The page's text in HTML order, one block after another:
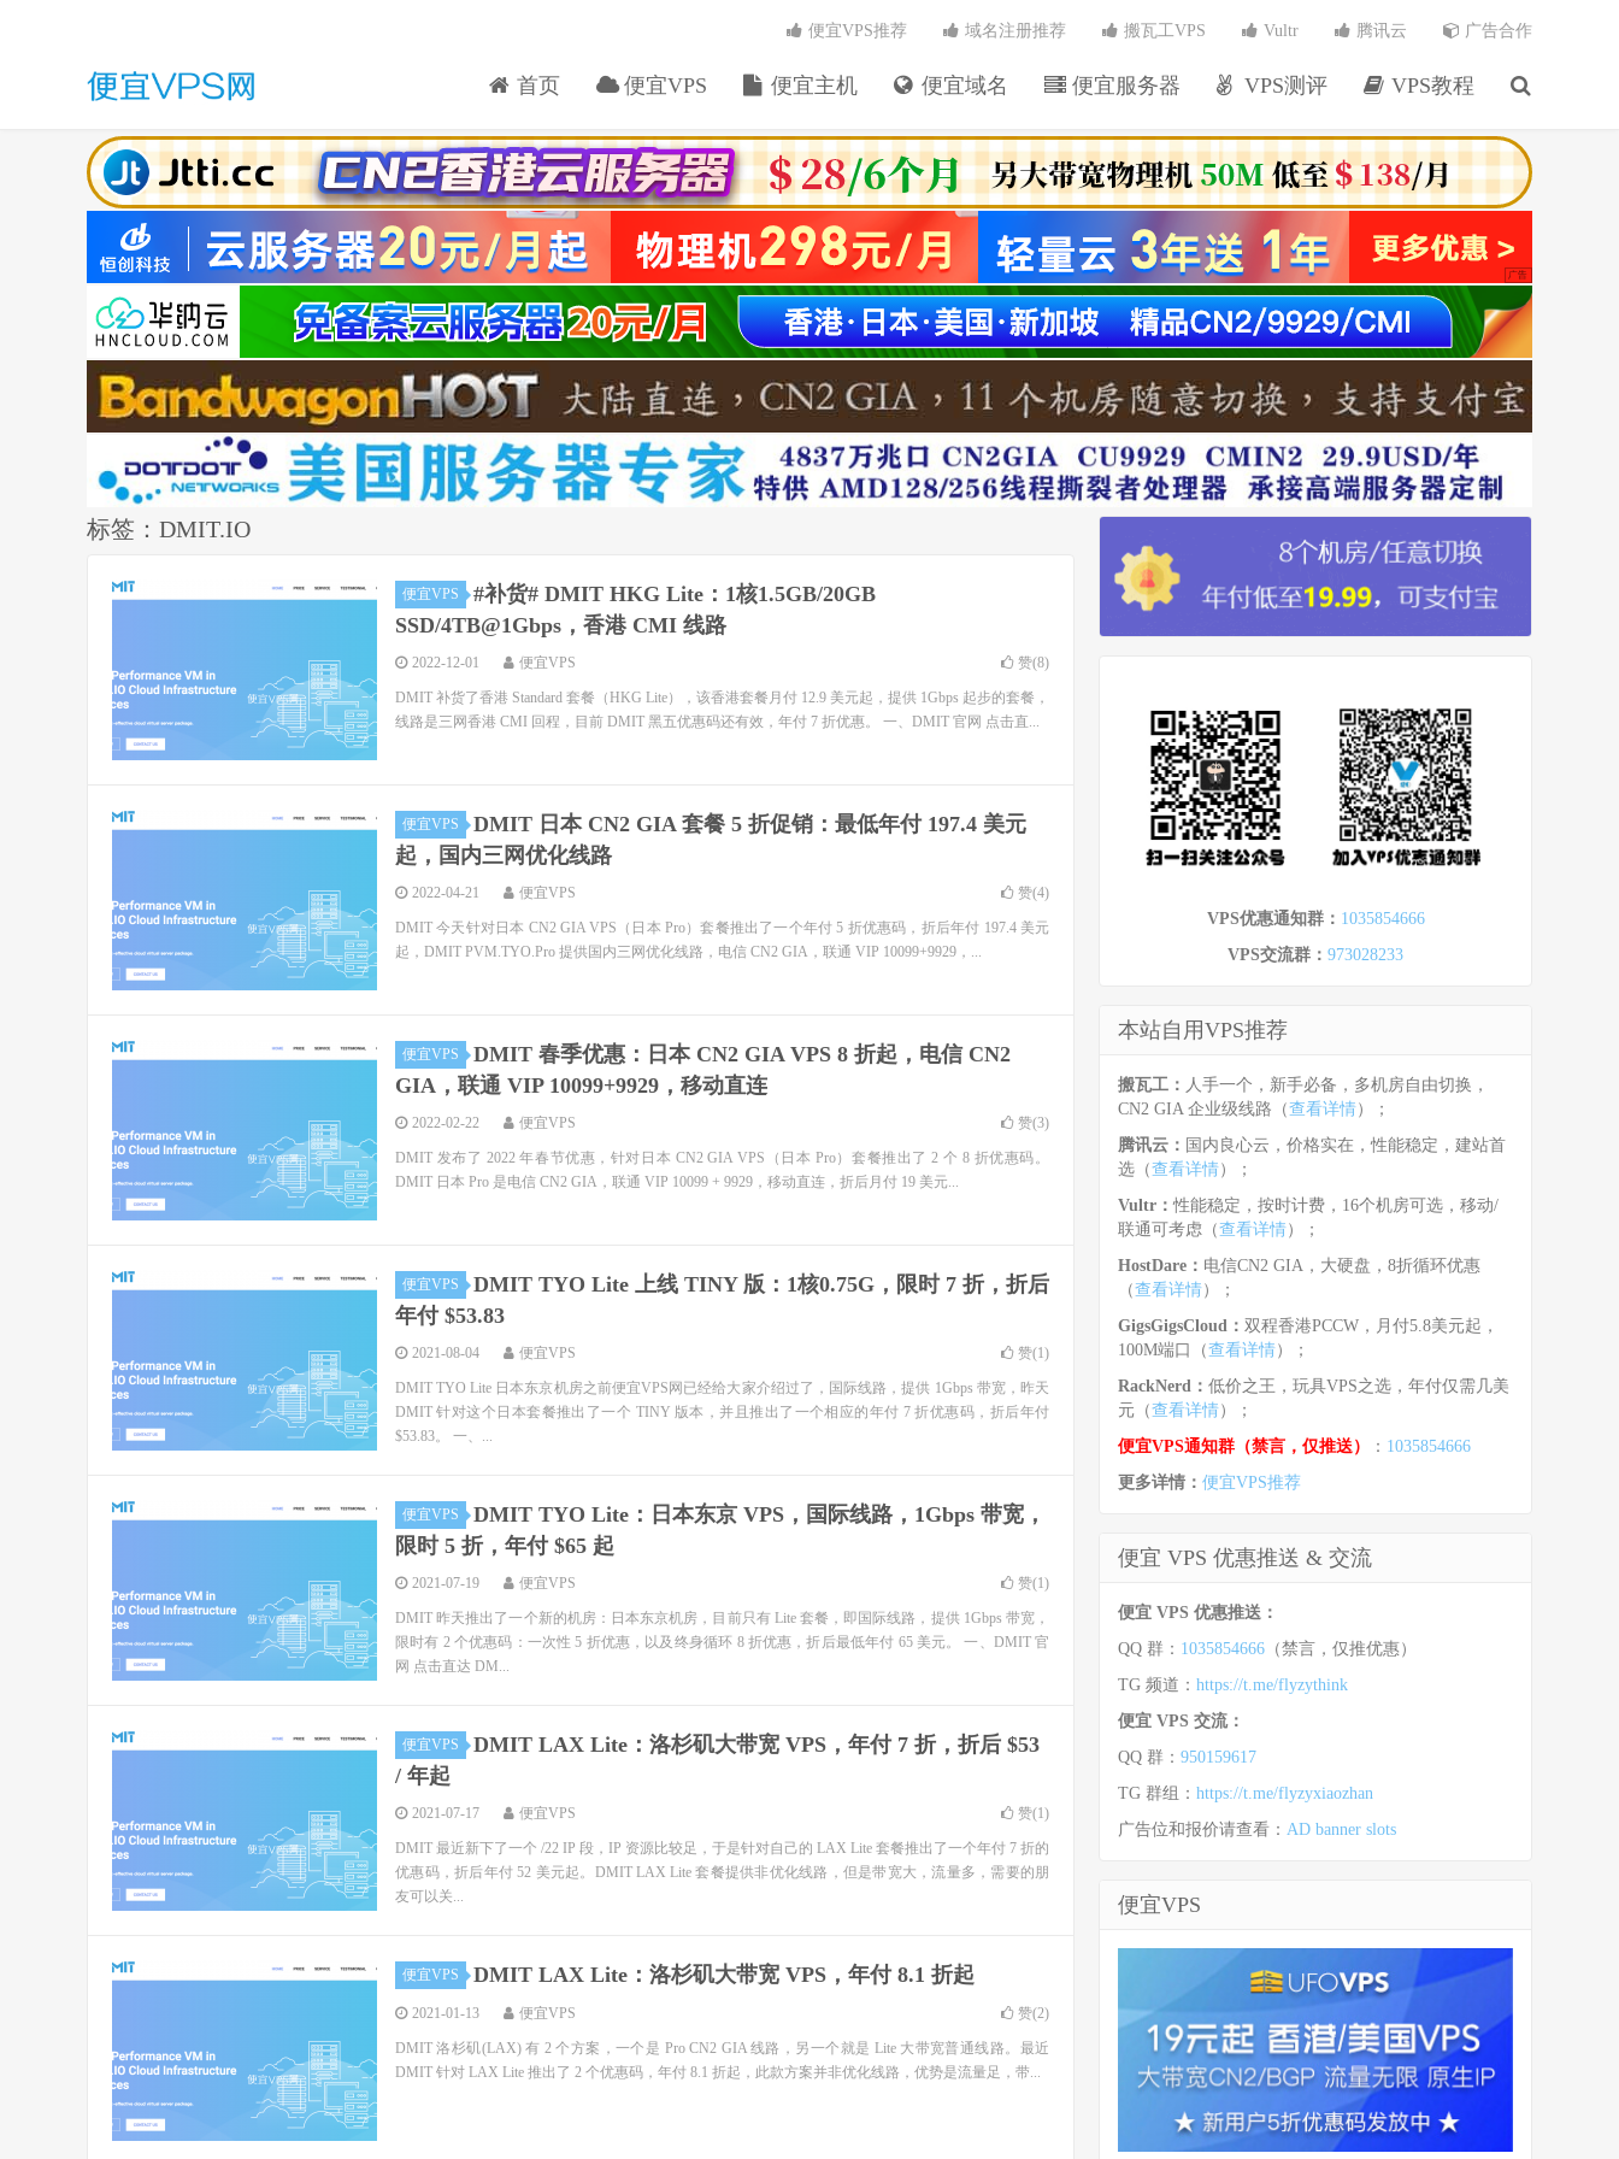
首页 便宜VPS 便宜主机 便宜域名 便宜服务器 VPS测评 VPS教程
便宜VPS推荐 域名注册推荐 搬瓦工VPS Vultr 腾讯云 广告合作
标签：DMIT.IO
便宜VPS
#补货# DMIT HKG Lite：1核1.5GB/20GB
SSD/4TB@1Gbps，香港 CMI 线路
2022-12-01 便宜VPS 赞(8)
DMIT 补货了香港 Standard 套餐（HKG Lite），该香港套餐月付 12.9 美元起，提供 1Gbps 起步的套餐，
线路是三网香港 CMI 回程，目前 DMIT 黑五优惠码还有效，年付 7 折优惠。 一、DMIT 官网 点击直...
便宜VPS
DMIT 日本 CN2 GIA 套餐 5 折促销：最低年付 197.4 美元
起，国内三网优化线路
2022-04-21 便宜VPS 赞(4)
DMIT 今天针对日本 CN2 GIA VPS（日本 Pro）套餐推出了一个年付 5 折优惠码，折后年付 197.4 美元
起，DMIT PVM.TYO.Pro 提供国内三网优化线路，电信 CN2 GIA，联通 VIP 10099+9929，...
便宜VPS
DMIT 春季优惠：日本 CN2 GIA VPS 8 折起，电信 CN2
GIA，联通 VIP 10099+9929，移动直连
2022-02-22 便宜VPS 赞(3)
DMIT 发布了 2022 年春节优惠，针对日本 CN2 GIA VPS（日本 Pro）套餐推出了 2 个 8 折优惠码。
DMIT 日本 Pro 是电信 CN2 GIA，联通 VIP 10099 + 9929，移动直连，折后月付 19 美元...
便宜VPS
DMIT TYO Lite 上线 TINY 版：1核0.75G，限时 7 折，折后
年付 $53.83
2021-08-04 便宜VPS 赞(1)
DMIT TYO Lite 日本东京机房之前便宜VPS网已经给大家介绍过了，国际线路，提供 1Gbps 带宽，昨天
DMIT 针对这个日本套餐推出了一个 TINY 版本，并且推出了一个相应的年付 7 折优惠码，折后年付
$53.83。 一、...
便宜VPS
DMIT TYO Lite：日本东京 VPS，国际线路，1Gbps 带宽，
限时 5 折，年付 $65 起
2021-07-19 便宜VPS 赞(1)
DMIT 昨天推出了一个新的机房：日本东京机房，目前只有 Lite 套餐，即国际线路，提供 1Gbps 带宽，
限时有 2 个优惠码：一次性 5 折优惠，以及终身循环 8 折优惠，折后最低年付 65 美元。 一、DMIT 官
网 点击直达 DM...
便宜VPS
DMIT LAX Lite：洛杉矶大带宽 VPS，年付 7 折，折后 $53
/ 年起
2021-07-17 便宜VPS 赞(1)
DMIT 最近新下了一个 /22 IP 段，IP 资源比较足，于是针对自己的 LAX Lite 套餐推出了一个年付 7 折的
优惠码，折后年付 52 美元起。DMIT LAX Lite 套餐提供非优化线路，但是带宽大，流量多，需要的朋
友可以关...
便宜VPS DMIT LAX Lite：洛杉矶大带宽 VPS，年付 8.1 折起
2021-01-13 便宜VPS 赞(2)
DMIT 洛杉矶(LAX) 有 2 个方案，一个是 Pro CN2 GIA 线路，另一个就是 Lite 大带宽普通线路。最近
DMIT 针对 LAX Lite 推出了 2 个优惠码，年付 8.1 折起，此款方案并非优化线路，优势是流量足，带...
VPS优惠通知群： 1035854666
VPS交流群： 973028233
本站自用VPS推荐
搬瓦工： 人手一个，新手必备，多机房自由切换，
CN2 GIA 企业级线路（查看详情）；
腾讯云： 国内良心云，价格实在，性能稳定，建站首
选（查看详情）；
Vultr：性能稳定，按时计费，16个机房可选，移动/
联通可考虑（查看详情）；
HostDare： 电信CN2 GIA，大硬盘，8折循环优惠
（查看详情）；
GigsGigsCloud： 双程香港PCCW，月付5.8美元起，
100M端口（查看详情）；
RackNerd： 低价之王，玩具VPS之选，年付仅需几美
元（查看详情）；
便宜VPS通知群（禁言，仅推送）
： 1035854666
更多详情： 便宜VPS推荐
便宜 VPS 优惠推送 & 交流
便宜 VPS 优惠推送：
QQ 群： 1035854666 （禁言，仅推优惠）
TG 频道： https://t.me/flyzythink
便宜 VPS 交流：
QQ 群： 950159617
TG 群组： https://t.me/flyzyxiaozhan
广告位和报价请查看： AD banner slots
便宜VPS